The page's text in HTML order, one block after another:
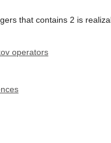
that contains 2 is
operators